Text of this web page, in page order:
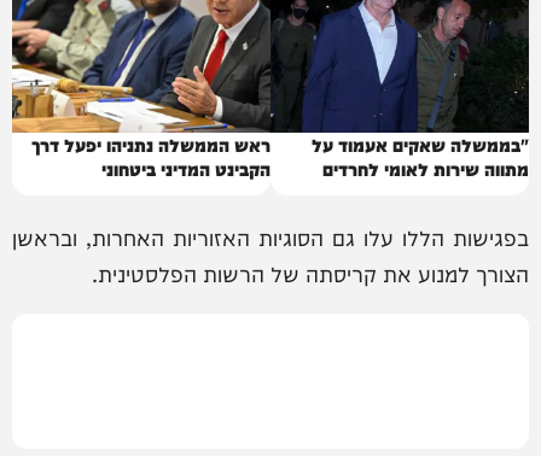
"בממשלה שאקים אעמוד על
מתווה שירות לאומי לחרדים
ראש הממשלה נתניהו יפעל דרך
הקבינט המדיני ביטחוני
בפגישות הללו עלו גם הסוגיות האזוריות האחרות, ובראשן
הצורך למנוע את קריסתה של הרשות הפלסטינית.